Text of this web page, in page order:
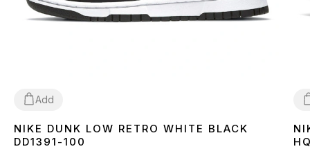
Add
3637 383940 4142 43 4445
NIKE DUNK LOW RETRO WHITE BLACK
DD1391-100